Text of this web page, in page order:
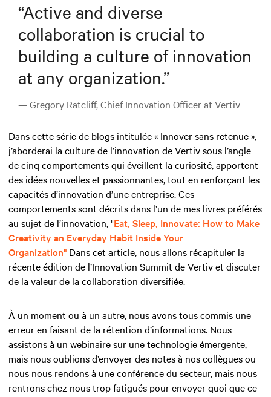
“Active and diverse
collaboration is crucial to
building a culture of innovation
at any organization.”
— Gregory Ratcliff, Chief Innovation Officer at Vertiv
Dans cette série de blogs intitulée « Innover sans retenue »,
j’aborderai la culture de l’innovation de Vertiv sous l’angle
de cinq comportements qui éveillent la curiosité, apportent
des idées nouvelles et passionnantes, tout en renforçant les
capacités d’innovation d’une entreprise. Ces
comportements sont décrits dans l’un de mes livres préférés
au sujet de l’innovation,"Eat, Sleep, Innovate: How to Make
Creativity an Everyday Habit Inside Your
Organization" Dans cet article, nous allons récapituler la
récente édition de l’Innovation Summit de Vertiv et discuter
de la valeur de la collaboration diversifiée.
À un moment ou à un autre, nous avons tous commis une
erreur en faisant de la rétention d’informations. Nous
assistons à un webinaire sur une technologie émergente,
mais nous oublions d’envoyer des notes à nos collègues ou
nous nous rendons à une conférence du secteur, mais nous
rentrons chez nous trop fatigués pour envoyer quoi que ce